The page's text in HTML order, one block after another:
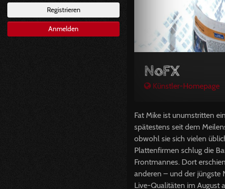
Registrieren
Anmelden
NoFX
Künstler-Homepage
Fat Mike ist unumstritten
spätestens seit dem
obwohl sie sich vielen
Plattenfirmen schlug die
Frontmannes. Dort
anderen – und der jüngste
Live-Qualitäten im August